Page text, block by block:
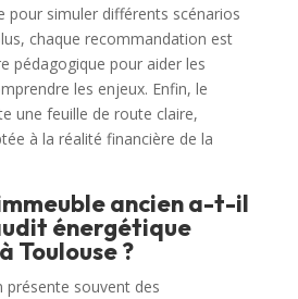
pour simuler différents scénarios
chaque recommandation est
pédagogique pour aider les
les enjeux. Enfin, le
une feuille de route claire,
à la réalité financière de la
ancien a-t-il
énergétique
Toulouse ?
présente souvent des